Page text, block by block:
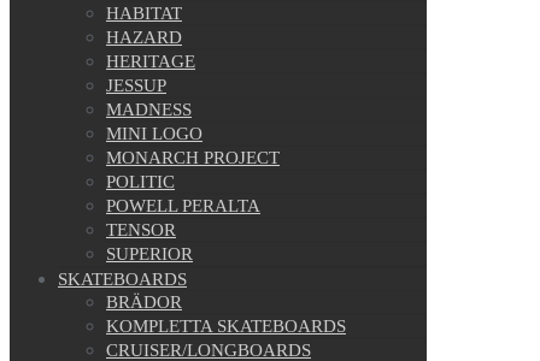
HABITAT
HAZARD
HERITAGE
JESSUP
MADNESS
MINI LOGO
MONARCH PROJECT
POLITIC
POWELL PERALTA
TENSOR
SUPERIOR
SKATEBOARDS
BRÄDOR
KOMPLETTA SKATEBOARDS
CRUISER/LONGBOARDS